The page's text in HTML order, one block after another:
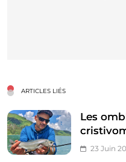
ARTICLES LIÉS
Les
23 Juin